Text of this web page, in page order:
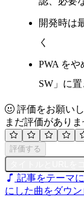
開発時は
く
PWA をや
SW」に
評価をお願い
まだ評価がありま
評価する
記事をテーマ
にした曲をダウン